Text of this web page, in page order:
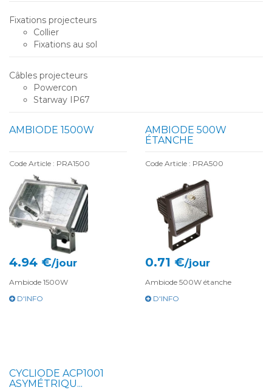
Fixations projecteurs
Collier
Fixations au sol
Câbles projecteurs
Powercon
Starway IP67
AMBIODE 1500W
Code Article : PRA1500
4.94 €/jour
Ambiode 1500W
D'INFO
AMBIODE 500W
ÉTANCHE
Code Article : PRA500
0.71 €/jour
Ambiode 500W étanche
D'INFO
CYCLIODE ACP1001
ASYMÉTRIQU...